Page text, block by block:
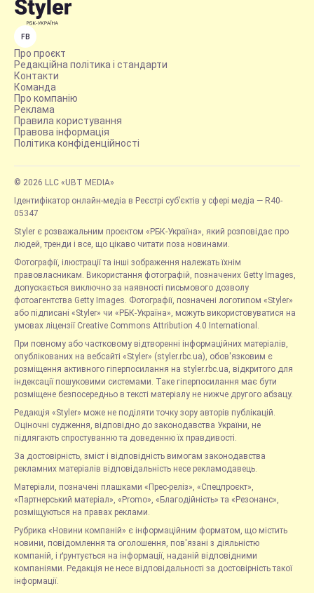
FB
Про проєкт
Редакційна політика і стандарти
Контакти
Команда
Про компанію
Реклама
Правила користування
Правова інформація
Політика конфіденційності
© 2026 LLC «UBT MEDIA»
Ідентифікатор онлайн-медіа в Реєстрі суб’єктів у сфері медіа — R40-
05347
Styler є розважальним проєктом «РБК-Україна», який розповідає про
людей, тренди і все, що цікаво читати поза новинами.
Фотографії, ілюстрації та інші зображення належать їхнім
правовласникам. Використання фотографій, позначених Getty Images,
допускається виключно за наявності письмового дозволу
фотоагентства Getty Images. Фотографії, позначені логотипом «Styler»
або підписані «Styler» чи «РБК-Україна», можуть використовуватися на
умовах ліцензії Creative Commons Attribution 4.0 International.
При повному або частковому відтворенні інформаційних матеріалів,
опублікованих на вебсайті «Styler» (styler.rbc.ua), обов'язковим є
розміщення активного гіперпосилання на styler.rbc.ua, відкритого для
індексації пошуковими системами. Таке гіперпосилання має бути
розміщене безпосередньо в тексті матеріалу не нижче другого абзацу.
Редакція «Styler» може не поділяти точку зору авторів публікацій.
Оціночні судження, відповідно до законодавства України, не
підлягають спростуванню та доведенню їх правдивості.
За достовірність, зміст і відповідність вимогам законодавства
рекламних матеріалів відповідальність несе рекламодавець.
Матеріали, позначені плашками «Прес-реліз», «Спецпроєкт»,
«Партнерський матеріал», «Promo», «Благодійність» та «Резонанс»,
розміщуються на правах реклами.
Рубрика «Новини компаній» є інформаційним форматом, що містить
новини, повідомлення та оголошення, пов'язані з діяльністю
компаній, і ґрунтується на інформації, наданій відповідними
компаніями. Редакція не несе відповідальності за достовірність такої
інформації.